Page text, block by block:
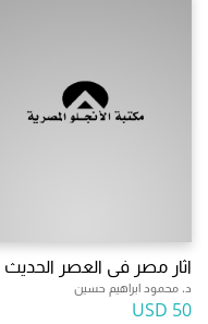
اثار مصر فى العصر الحديث
د. محمود ابراهيم حسين
50 USD